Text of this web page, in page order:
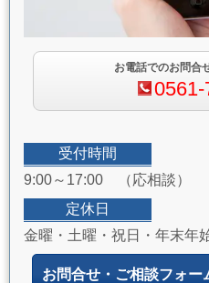
お電話でのお問合
受付時間
9:00～17:00 （応相談）
定休日
金曜・土曜・祝日・年末年
お問合せ・ご相談フォー